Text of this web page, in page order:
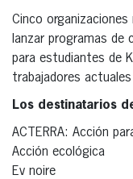
Cinco
lanzar programas de
para estudiantes de
trabajadores
Los destinatarios
ACTERRA: Acción
Acción ecológica
Ev noire